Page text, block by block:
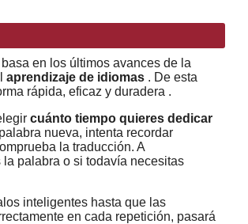
en los últimos avances de la
aprendizaje de idiomas. De esta
rápida, eficaz y duradera .
cuánto tiempo quieres dedicar
nueva, intenta recordar
la traducción. A
palabra o si todavía necesitas
inteligentes hasta que las
en cada repetición, pasará